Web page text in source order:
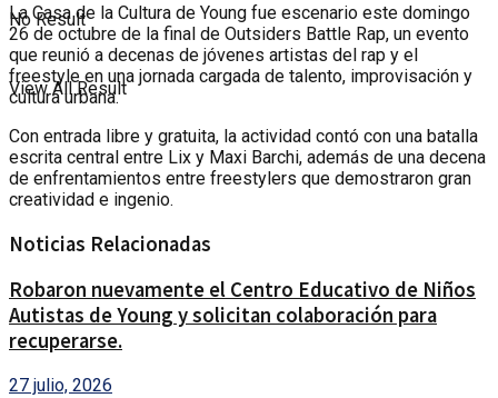
No Result
View All Result
La Casa de la Cultura de Young fue escenario este domingo
26 de octubre de la final de Outsiders Battle Rap, un evento
que reunió a decenas de jóvenes artistas del rap y el
freestyle en una jornada cargada de talento, improvisación y
cultura urbana.
Con entrada libre y gratuita, la actividad contó con una batalla
escrita central entre Lix y Maxi Barchi, además de una decena
de enfrentamientos entre freestylers que demostraron gran
creatividad e ingenio.
Noticias Relacionadas
Robaron nuevamente el Centro Educativo de Niños
Autistas de Young y solicitan colaboración para
recuperarse.
27 julio, 2026